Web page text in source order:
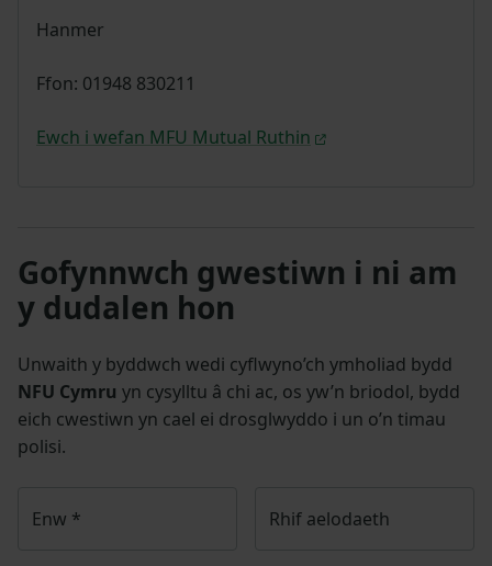
Hanmer
Ffon: 01948 830211
Ewch i wefan MFU Mutual Ruthin
Gofynnwch gwestiwn i ni am
y dudalen hon
Unwaith y byddwch wedi cyflwyno’ch ymholiad bydd
NFU Cymru yn cysylltu â chi ac, os yw’n briodol, bydd
eich cwestiwn yn cael ei drosglwyddo i un o’n timau
polisi.
Enw * Rhif aelodaeth